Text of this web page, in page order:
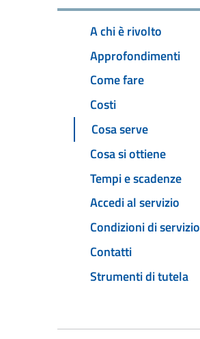
A chi è rivolto
Approfondimenti
Come fare
Costi
Cosa serve
Cosa si ottiene
Tempi e scadenze
Accedi al servizio
Condizioni di servizio
Contatti
Strumenti di tutela